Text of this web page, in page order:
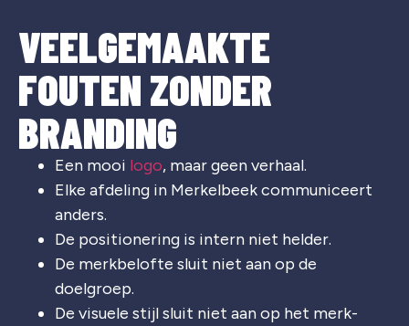
VEELGEMAAKTE
FOUTEN ZONDER
BRANDING
Een mooi logo, maar geen verhaal.
Elke afdeling in Merkelbeek communiceert
anders.
De positionering is intern niet helder.
De merkbelofte sluit niet aan op de
doelgroep.
De visuele stijl sluit niet aan op het merk-